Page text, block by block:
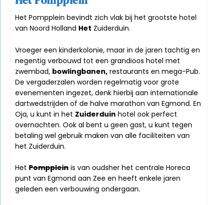
Het Pompplein bevindt zich vlak bij het grootste hotel
van Noord Holland Het Zuiderduin.
Vroeger een kinderkolonie, maar in de jaren tachtig en
negentig verbouwd tot een grandioos hotel met
zwembad, bowlingbanen, restaurants en mega-Pub.
De vergaderzalen worden regelmatig voor grote
evenementen ingezet, denk hierbij aan internationale
dartwedstrijden of de halve marathon van Egmond. En
Oja, u kunt in het Zuiderduin hotel ook perfect
overnachten. Ook al bent u geen gast, u kunt tegen
betaling wel gebruik maken van alle faciliteiten van
het Zuiderduin.
HetPomppleinis van oudsher het centrale Horeca
punt van Egmond aan Zee en heeft enkele jaren
geleden een verbouwing ondergaan.